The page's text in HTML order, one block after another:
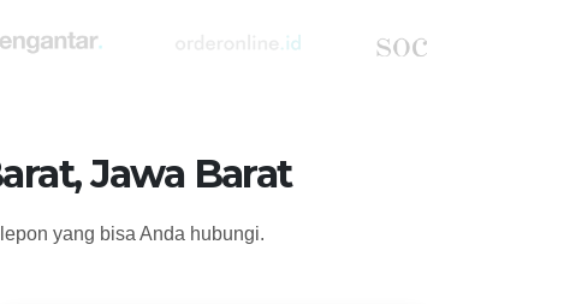
Jawa Barat
yang bisa Anda hubungi.